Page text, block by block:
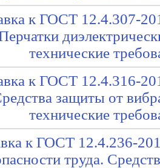
к ГОСТ 12.4.307-
технические
к ГОСТ 12.4.316-
защиты от
технические
к ГОСТ 12.4.236-
труда.